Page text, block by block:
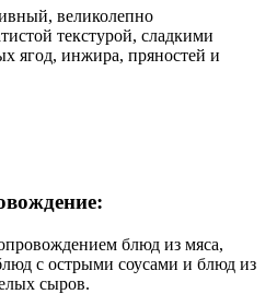
великолепно
текстурой, сладкими
ягод, инжира, пряностей и
блюд из мяса,
с острыми соусами и блюд из
сыров.